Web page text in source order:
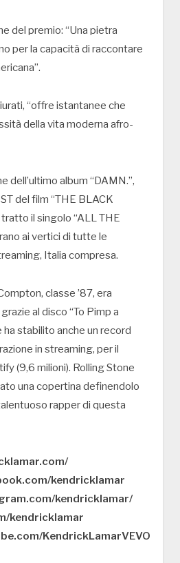
del premio: “Una pietra
per la capacità di raccontare
“offre istantanee che
della vita moderna afro-
dell’ultimo album “DAMN.”,
del film “THE BLACK
il singolo “ALL THE
ai vertici di tutte le
Italia compresa.
classe ’87, era
al disco “To Pimp a
stabilito anche un record
in streaming, per il
(9,6 milioni). Rolling Stone
una copertina definendolo
rapper di questa
kendricklamar
kendricklamar/
kendricklamar
KendrickLamarVEVO